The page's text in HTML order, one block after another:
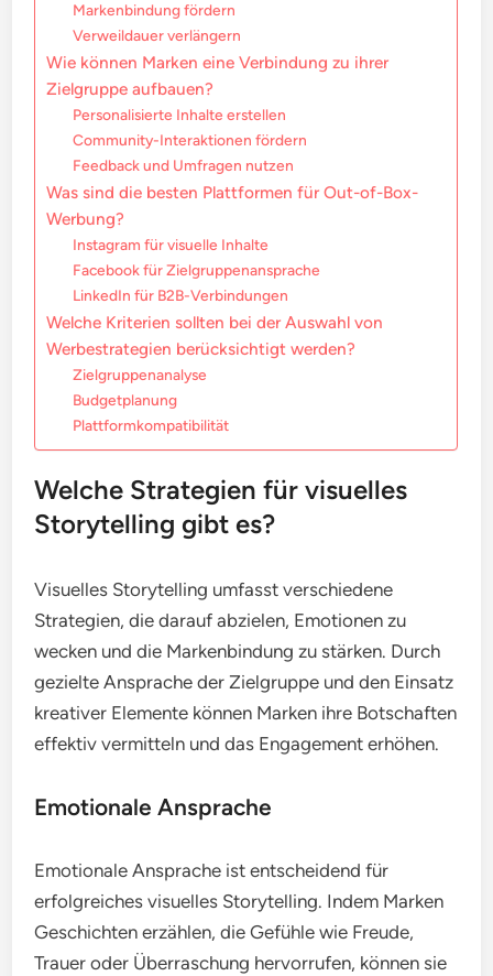
Markenbindung fördern
Verweildauer verlängern
Wie können Marken eine Verbindung zu ihrer
Zielgruppe aufbauen?
Personalisierte Inhalte erstellen
Community-Interaktionen fördern
Feedback und Umfragen nutzen
Was sind die besten Plattformen für Out-of-Box-
Werbung?
Instagram für visuelle Inhalte
Facebook für Zielgruppenansprache
LinkedIn für B2B-Verbindungen
Welche Kriterien sollten bei der Auswahl von
Werbestrategien berücksichtigt werden?
Zielgruppenanalyse
Budgetplanung
Plattformkompatibilität
Welche Strategien für visuelles
Storytelling gibt es?
Visuelles Storytelling umfasst verschiedene
Strategien, die darauf abzielen, Emotionen zu
wecken und die Markenbindung zu stärken. Durch
gezielte Ansprache der Zielgruppe und den Einsatz
kreativer Elemente können Marken ihre Botschaften
effektiv vermitteln und das Engagement erhöhen.
Emotionale Ansprache
Emotionale Ansprache ist entscheidend für
erfolgreiches visuelles Storytelling. Indem Marken
Geschichten erzählen, die Gefühle wie Freude,
Trauer oder Überraschung hervorrufen, können sie